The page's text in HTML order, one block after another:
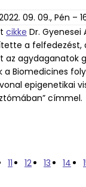
09. 09., Pén –
cikke Dr. Gyenesei
a felfedezést,
az agydaganatok
a Biomedicines
epigenetikai
címmel.
a
Oldal
11 Oldal
12 Oldal
13 Oldal
14